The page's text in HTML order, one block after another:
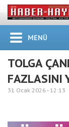
MENÜ
TOLGA
FAZLASINI
31 Ocak 2026 - 12:13